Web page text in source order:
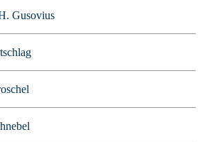
Gusovius